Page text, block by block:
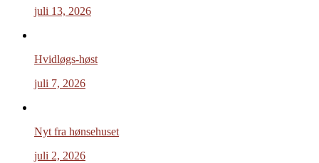
juli 13, 2026
Hvidløgs-høst
juli 7, 2026
Nyt fra hønsehuset
juli 2, 2026